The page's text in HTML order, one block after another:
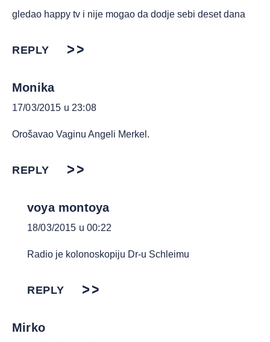
gledao happy tv i nije mogao da dodje sebi deset dana
REPLY
Monika
17/03/2015 u 23:08
Orošavao Vaginu Angeli Merkel.
REPLY
voya montoya
18/03/2015 u 00:22
Radio je kolonoskopiju Dr-u Schleimu
REPLY
Mirko